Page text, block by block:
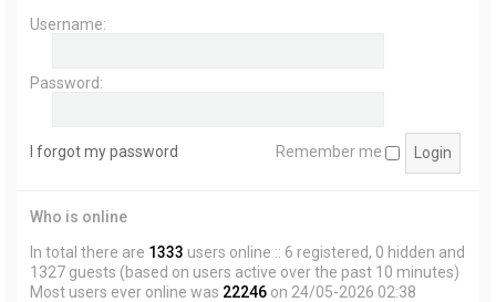
Username:
Password:
I forgot my password Remember me
Who is online
In total there are 1333 users online :: 6 registered, 0 hidden and
1327 guests (based on users active over the past 10 minutes)
Most users ever online was 22246 on 24/05-2026 02:38